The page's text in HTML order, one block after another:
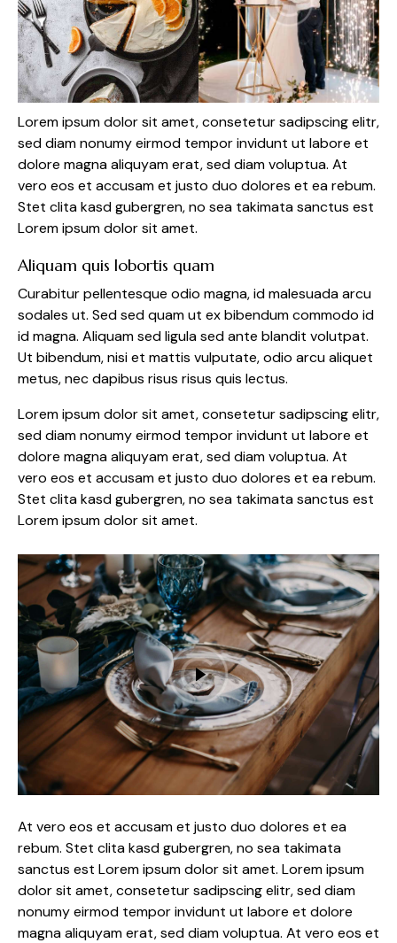
Lorem ipsum dolor sit amet, consetetur sadipscing elitr,
sed diam nonumy eirmod tempor invidunt ut labore et
dolore magna aliquyam erat, sed diam voluptua. At
vero eos et accusam et justo duo dolores et ea rebum.
Stet clita kasd gubergren, no sea takimata sanctus est
Lorem ipsum dolor sit amet.
Aliquam quis lobortis quam
Curabitur pellentesque odio magna, id malesuada arcu
sodales ut. Sed sed quam ut ex bibendum commodo id
id magna. Aliquam sed ligula sed ante blandit volutpat.
Ut bibendum, nisi et mattis vulputate, odio arcu aliquet
metus, nec dapibus risus risus quis lectus.
Lorem ipsum dolor sit amet, consetetur sadipscing elitr,
sed diam nonumy eirmod tempor invidunt ut labore et
dolore magna aliquyam erat, sed diam voluptua. At
vero eos et accusam et justo duo dolores et ea rebum.
Stet clita kasd gubergren, no sea takimata sanctus est
Lorem ipsum dolor sit amet.
At vero eos et accusam et justo duo dolores et ea
rebum. Stet clita kasd gubergren, no sea takimata
sanctus est Lorem ipsum dolor sit amet. Lorem ipsum
dolor sit amet, consetetur sadipscing elitr, sed diam
nonumy eirmod tempor invidunt ut labore et dolore
magna aliquyam erat, sed diam voluptua. At vero eos et